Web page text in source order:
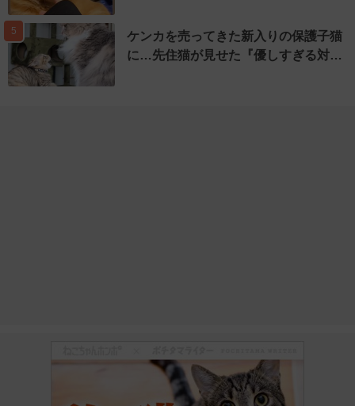
5
ケンカを売ってきた新入りの保護子猫
に…先住猫が見せた『優しすぎる対…